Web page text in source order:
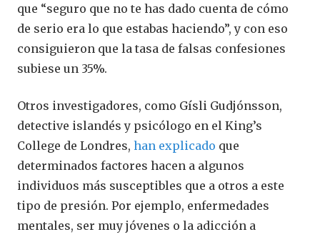
que “seguro que no te has dado cuenta de cómo
de serio era lo que estabas haciendo”, y con eso
consiguieron que la tasa de falsas confesiones
subiese un 35%.
Otros investigadores, como Gísli Gudjónsson,
detective islandés y psicólogo en el King’s
College de Londres, han explicado que
determinados factores hacen a algunos
individuos más susceptibles que a otros a este
tipo de presión. Por ejemplo, enfermedades
mentales, ser muy jóvenes o la adicción a